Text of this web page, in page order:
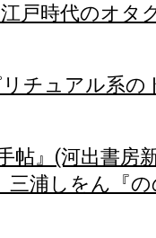
戸時代のオタ
チュアル系の
帖』(河出書房
三浦しをん『